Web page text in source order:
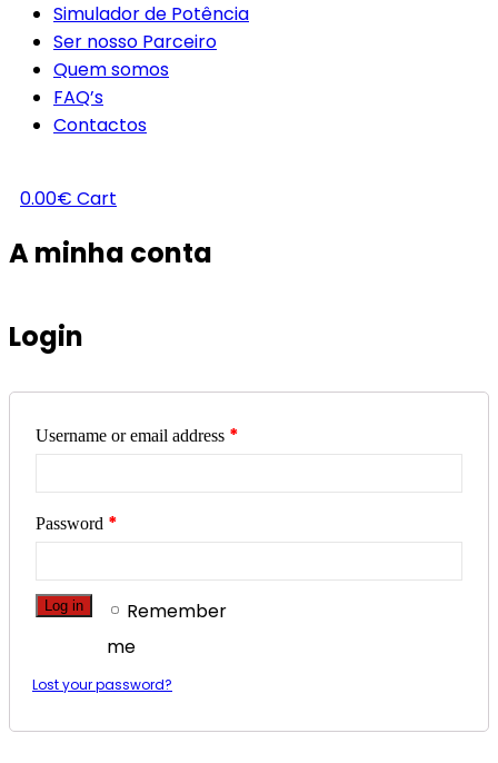
Simulador de Potência
Ser nosso Parceiro
Quem somos
FAQ’s
Contactos
0.00€ Cart
A minha conta
Login
Username or email address *
Password *
Remember
me
Log in
Lost your password?